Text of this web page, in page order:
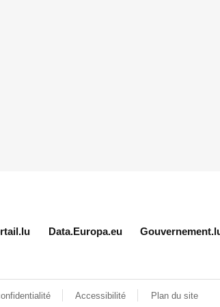
Data.Europa.eu
Accessibilité Plan du site